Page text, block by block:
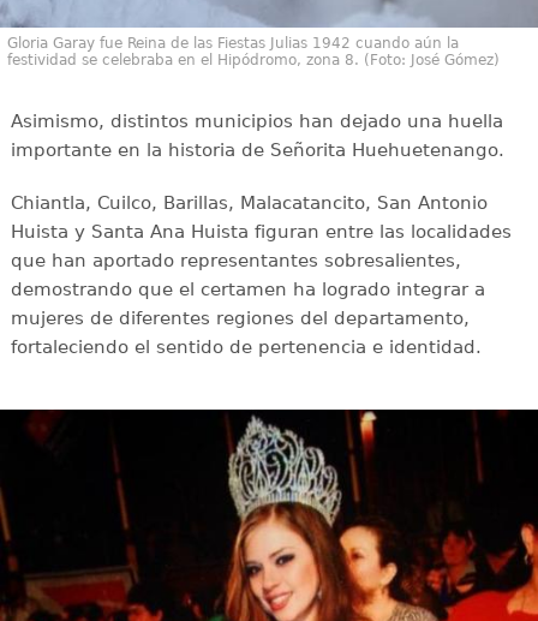
Gloria Garay fue Reina de las Fiestas Julias 1942 cuando aún la
festividad se celebraba en el Hipódromo, zona 8. (Foto: José Gómez)
Asimismo, distintos municipios han dejado una huella
importante en la historia de Señorita Huehuetenango.
Chiantla, Cuilco, Barillas, Malacatancito, San Antonio
Huista y Santa Ana Huista figuran entre las localidades
que han aportado representantes sobresalientes,
demostrando que el certamen ha logrado integrar a
mujeres de diferentes regiones del departamento,
fortaleciendo el sentido de pertenencia e identidad.